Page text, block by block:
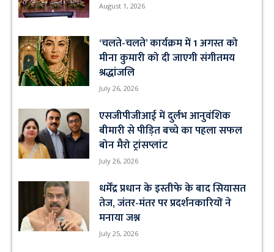
August 1, 2026
‘चलते-चलते’ कार्यक्रम में 1 अगस्त को
मीना कुमारी को दी जाएगी संगीतमय
श्रद्धांजलि
July 26, 2026
एसजीपीजीआई में दुर्लभ आनुवंशिक
बीमारी से पीड़ित बच्चे का पहला सफल
बोन मैरो ट्रांसप्लांट
July 26, 2026
धर्मेंद्र प्रधान के इस्तीफे के बाद सियासत
तेज, जंतर-मंतर पर प्रदर्शनकारियों ने
मनाया जश्न
July 25, 2026